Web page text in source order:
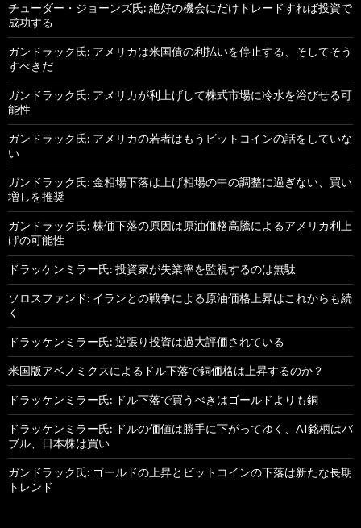
チューダー・ジョーンズ氏: 絶好の機会にだけトレードすれば投資で
成功する
ガンドラック氏: アメリカは米国債の利払いを停止する、そしてそう
すべきだ
ガンドラック氏: アメリカが利上げして株式市場に冷水を浴びせる可
能性
ガンドラック氏: アメリカの若者はもうビットコインの話をしていな
い
ガンドラック氏: 金相場下落は上げ相場の中の調整に過ぎない、買い
増しを推奨
ガンドラック氏: 株価下落の原因は原油価格高騰によるアメリカ利上
げの可能性
ドラッケンミラー氏: 投資家が失業率を監視するのは無駄
ソロスファンド: イランとの戦争による原油価格上昇はこれからも続
く
ドラッケンミラー氏: 逆張り投資は過大評価されている
米国版アベノミクスによるドル下落で銅価格は上昇するのか？
ドラッケンミラー氏: ドル下落で買うべきはゴールドよりも銅
ドラッケンミラー氏: ドルの価値は勝手に下がってゆく、AI銘柄はバ
ブル、日本株は買い
ガンドラック氏: ゴールドの上昇とビットコインの下落は新たな長期
トレンド